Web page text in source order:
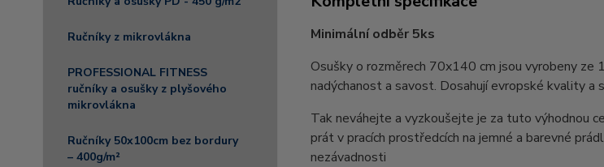
Ručníky z mikrovlákna
PROFESSIONAL FITNESS
ručníky a osušky z plyšového
mikrovlákna
Ručníky 50x100cm bez bordury
– 400g/m²
Minimální odběr 5ks
Osušky o rozměrech 70x140 cm jsou vyrobeny ze
nadýchanost a savost. Dosahují evropské kvality a
Tak neváhejte a vyzkoušejte je za tuto výhodnou
prát v pracích prostředcích na jemné a barevné
nezávadnosti